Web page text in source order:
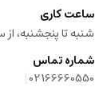
ساعت کاری
شنبه تا پنجشنبه، از ساعت 10 صبح تا 17 پاسخگوی
شماره تماس
02166660550
|